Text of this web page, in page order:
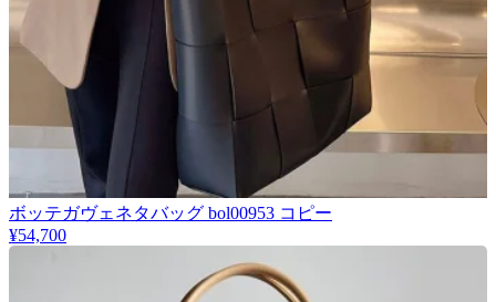
ボッテガヴェネタバッグ bol00953 コピー
¥54,700